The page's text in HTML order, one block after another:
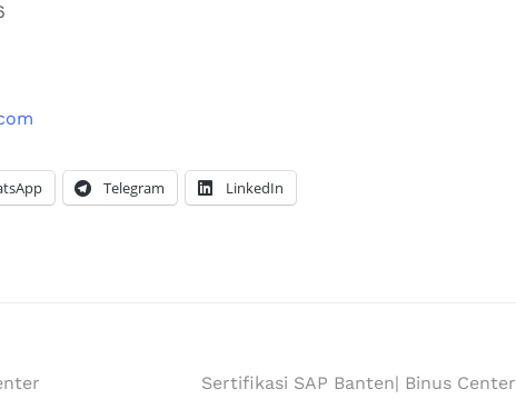
Telegram LinkedIn
Sertifikasi SAP Banten| Binus Center